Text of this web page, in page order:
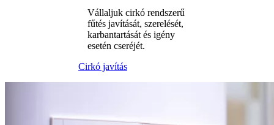
Vállaljuk cirkó rendszerű
fűtés javítását, szerelését,
karbantartását és igény
esetén cseréjét.
Cirkó javítás